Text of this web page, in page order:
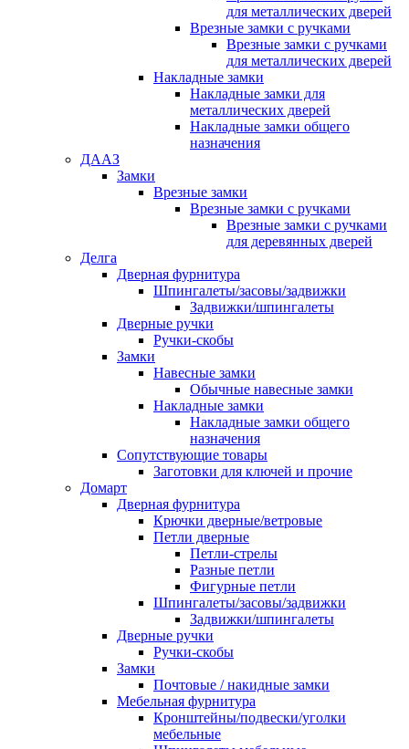
для металлических дверей
Врезные замки с ручками
Врезные замки с ручками
для металлических дверей
Накладные замки
Накладные замки для
металлических дверей
Накладные замки общего
назначения
ДААЗ
Замки
Врезные замки
Врезные замки с ручками
Врезные замки с ручками
для деревянных дверей
Делга
Дверная фурнитура
Шпингалеты/засовы/задвижки
Задвижки/шпингалеты
Дверные ручки
Ручки-скобы
Замки
Навесные замки
Обычные навесные замки
Накладные замки
Накладные замки общего
назначения
Сопутствующие товары
Заготовки для ключей и прочие
Домарт
Дверная фурнитура
Крючки дверные/ветровые
Петли дверные
Петли-стрелы
Разные петли
Фигурные петли
Шпингалеты/засовы/задвижки
Задвижки/шпингалеты
Дверные ручки
Ручки-скобы
Замки
Почтовые / накидные замки
Мебельная фурнитура
Кронштейны/подвески/уголки
мебельные